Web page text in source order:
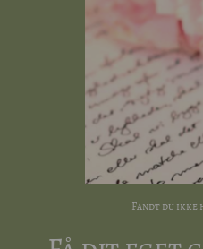
Fandt du ikke